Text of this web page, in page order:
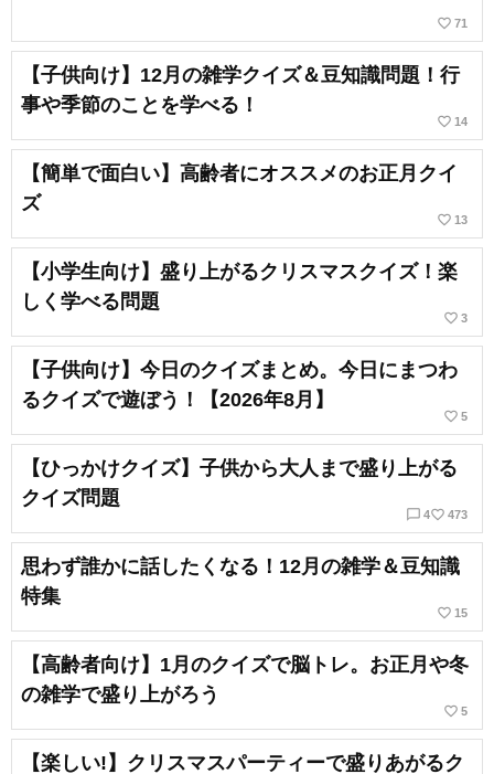
favorite_border 71
【子供向け】12月の雑学クイズ＆豆知識問題！行
事や季節のことを学べる！
favorite_border 14
【簡単で面白い】高齢者にオススメのお正月クイ
ズ
favorite_border 13
【小学生向け】盛り上がるクリスマスクイズ！楽
しく学べる問題
favorite_border 3
【子供向け】今日のクイズまとめ。今日にまつわ
るクイズで遊ぼう！【2026年8月】
favorite_border 5
【ひっかけクイズ】子供から大人まで盛り上がる
クイズ問題
chat_bubble_outline 4favorite_border 473
思わず誰かに話したくなる！12月の雑学＆豆知識
特集
favorite_border 15
【高齢者向け】1月のクイズで脳トレ。お正月や冬
の雑学で盛り上がろう
favorite_border 5
【楽しい!】クリスマスパーティーで盛りあがるク